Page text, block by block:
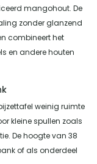
mangohout. De
zonder glanzend
combineert het
en andere houten
weinig ruimte
kleine spullen zoals
De hoogte van 38
of als onderdeel